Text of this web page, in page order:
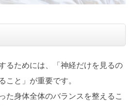
るためには、「神経だけを見るの
こと」が重要です。
た身体全体のバランスを整えるこ